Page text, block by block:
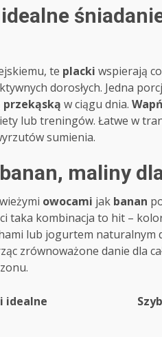
te placki wspierają
dorosłych. Jedna
przekąską w ciągu dnia. Wapń
lub treningów. Łatwe w
sumienia.
maliny
owocami jak banan
taka kombinacja to hit –
lub jogurtem naturalnym
zrównoważone danie dla
idealne